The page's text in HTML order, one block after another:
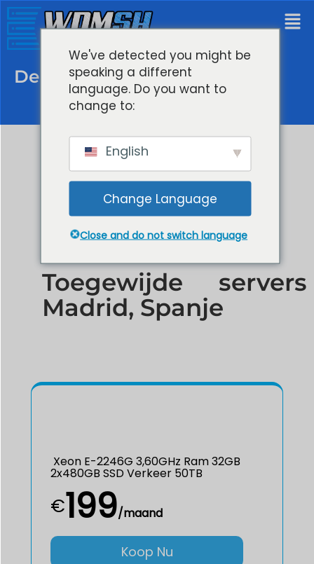
Dedicated server Spanje
Toegewijde servers
Madrid, Spanje
Xeon E-2246G 3,60GHz Ram 32GB
2x480GB SSD Verkeer 50TB
€199/maand
Koop Nu
We've detected you might be
speaking a different
language. Do you want to
change to:
English
Change Language
Close and do not switch language